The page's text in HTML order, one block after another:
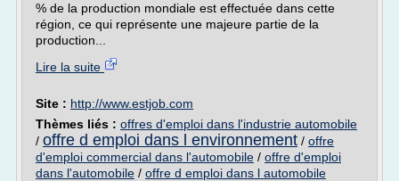
% de la production mondiale est effectuée dans cette
région, ce qui représente une majeure partie de la
production...
Lire la suite
Site : http://www.estjob.com
Thèmes liés : offres d'emploi dans l'industrie automobile
/ offre d emploi dans l environnement / offre
d'emploi commercial dans l'automobile / offre d'emploi
dans l'automobile / offre d emploi dans l automobile